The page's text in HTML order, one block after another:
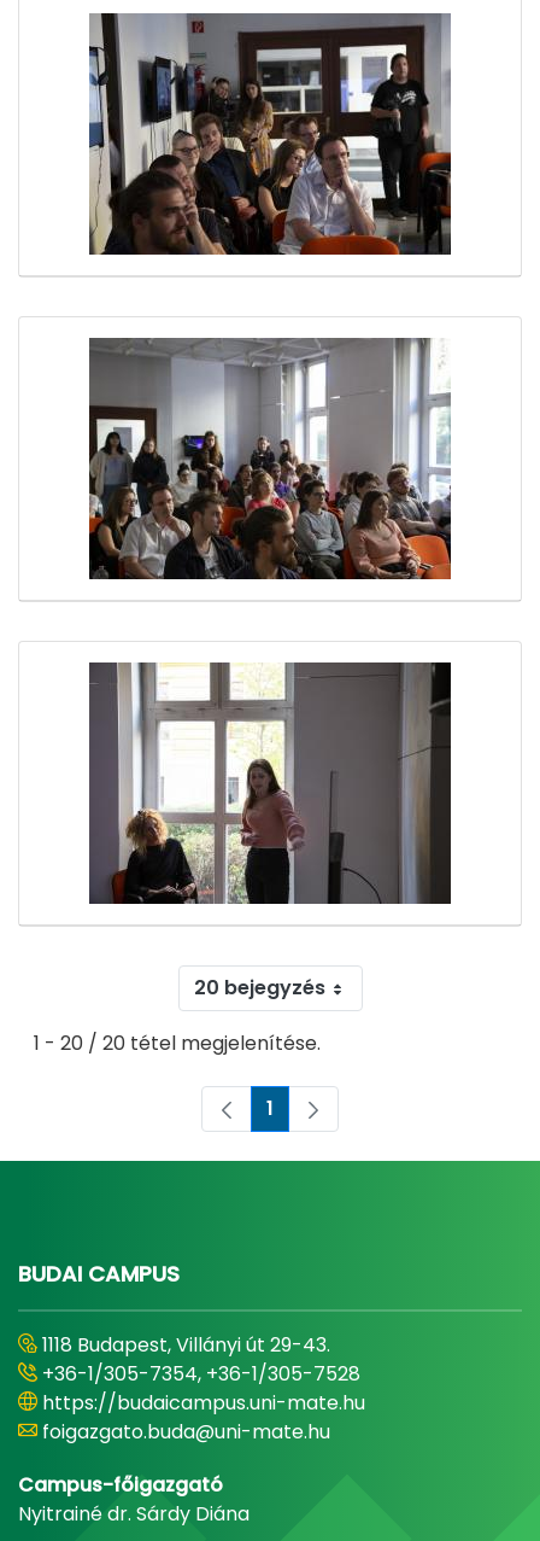
20 bejegyzés
1 - 20 / 20 tétel megjelenítése.
Oldal
1
BUDAI CAMPUS
1118 Budapest, Villányi út 29-43.
+36-1/305-7354, +36-1/305-7528
https://budaicampus.uni-mate.hu
foigazgato.buda@uni-mate.hu
Campus-főigazgató
Nyitrainé dr. Sárdy Diána